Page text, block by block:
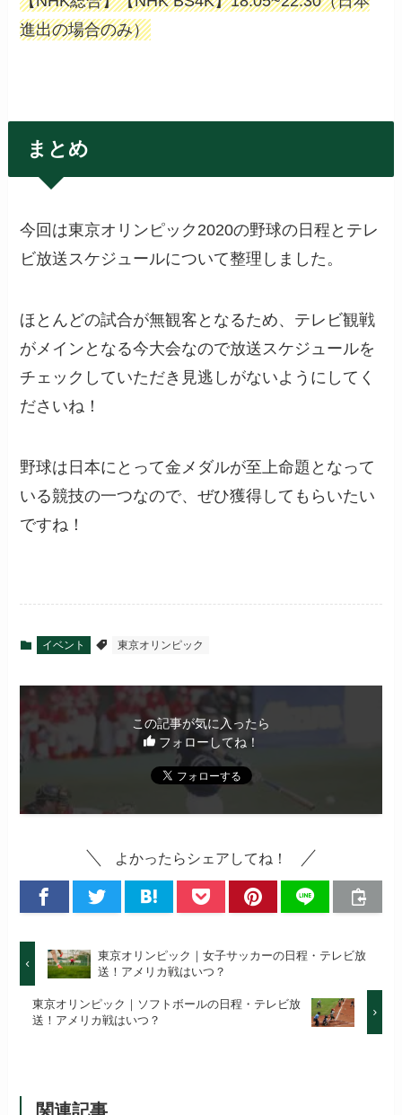
進出の場合のみ）
まとめ
今回は東京オリンピック2020の野球の日程とテレ
ビ放送スケジュールについて整理しました。
ほとんどの試合が無観客となるため、テレビ観戦
がメインとなる今大会なので放送スケジュールを
チェックしていただき見逃しがないようにしてく
ださいね！
野球は日本にとって金メダルが至上命題となって
いる競技の一つなので、ぜひ獲得してもらいたい
ですね！
イベント 東京オリンピック
この記事が気に入ったら
フォローしてね！
よかったらシェアしてね！
東京オリンピック｜女子サッカーの日程・テレビ放
送！アメリカ戦はいつ？
東京オリンピック｜ソフトボールの日程・テレビ放
送！アメリカ戦はいつ？
関連記事